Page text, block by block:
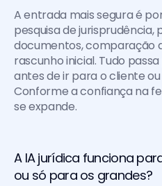
A entrada mais segura é
pesquisa de jurisprudência,
documentos, comparação
rascunho inicial. Tudo
antes de ir para o cliente
Conforme a confiança na
se expande.
A IA jurídica funciona
ou só para os grandes?